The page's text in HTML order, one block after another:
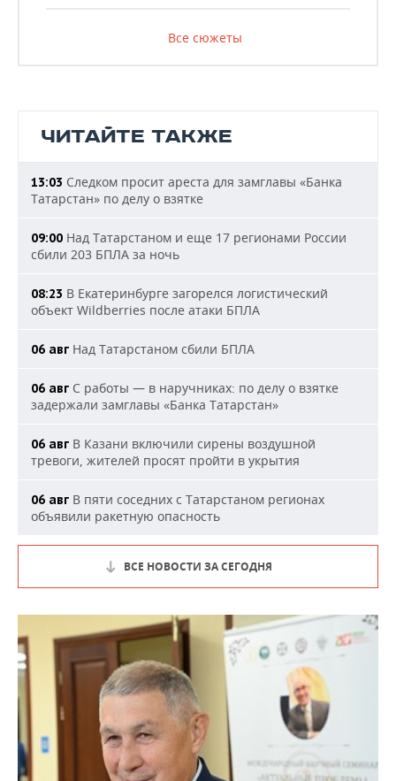
Все сюжеты
ЧИТАЙТЕ ТАКЖЕ
13:03 Следком просит ареста для замглавы «Банка
Татарстан» по делу о взятке
09:00 Над Татарстаном и еще 17 регионами России
сбили 203 БПЛА за ночь
08:23 В Екатеринбурге загорелся логистический
объект Wildberries после атаки БПЛА
06 авг Над Татарстаном сбили БПЛА
06 авг С работы — в наручниках: по делу о взятке
задержали замглавы «Банка Татарстан»
06 авг В Казани включили сирены воздушной
тревоги, жителей просят пройти в укрытия
06 авг В пяти соседних с Татарстаном регионах
объявили ракетную опасность
ВСЕ НОВОСТИ ЗА СЕГОДНЯ